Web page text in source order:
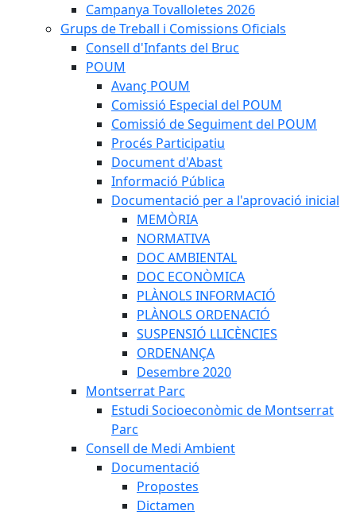
Campanya Tovalloletes 2026
Grups de Treball i Comissions Oficials
Consell d'Infants del Bruc
POUM
Avanç POUM
Comissió Especial del POUM
Comissió de Seguiment del POUM
Procés Participatiu
Document d'Abast
Informació Pública
Documentació per a l'aprovació inicial
MEMÒRIA
NORMATIVA
DOC AMBIENTAL
DOC ECONÒMICA
PLÀNOLS INFORMACIÓ
PLÀNOLS ORDENACIÓ
SUSPENSIÓ LLICÈNCIES
ORDENANÇA
Desembre 2020
Montserrat Parc
Estudi Socioeconòmic de Montserrat
Parc
Consell de Medi Ambient
Documentació
Propostes
Dictamen